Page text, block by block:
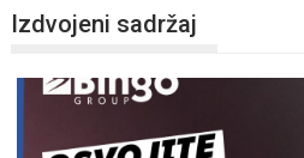
Izdvojeni sadržaj